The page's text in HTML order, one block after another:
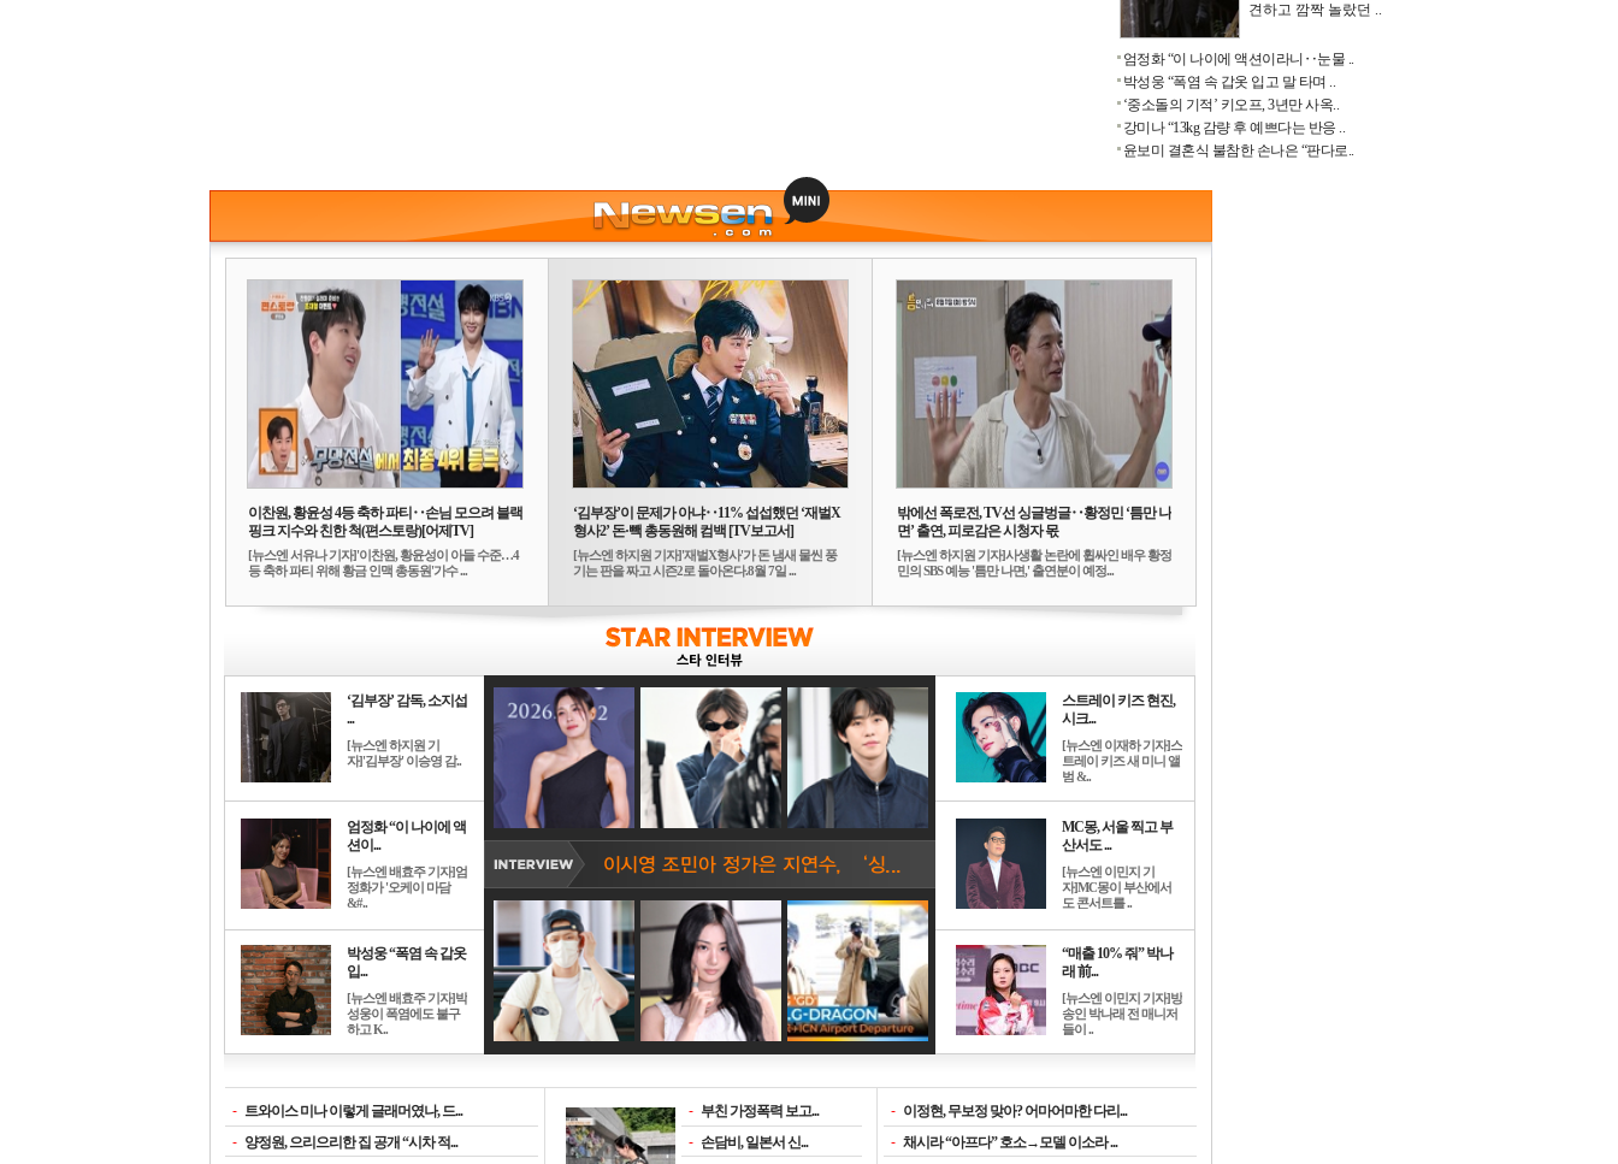
견하고 깜짝 놀랐던 ..
엄정화 “이 나이에 액션이라니‥눈물 ..
박성웅 “폭염 속 갑옷 입고 말 타며 ..
‘중소돌의 기적’ 키오프, 3년만 사옥..
강미나 “13kg 감량 후 예쁘다는 반응 ..
윤보미 결혼식 불참한 손나은 “판다로..
이찬원, 황윤성 4등 축하 파티‥손님 모으려 블랙
핑크 지수와 친한 척(편스토랑)[어제TV]
[뉴스엔 서유나 기자]'이찬원, 황윤성이 아들 수준…4
등 축하 파티 위해 황금 인맥 총동원'가수 ...
‘김부장’이 문제가 아냐‥11% 섭섭했던 ‘재벌X
형사2’ 돈·빽 총동원해 컴백 [TV보고서]
[뉴스엔 하지원 기자]'재벌X형사'가 돈 냄새 물씬 풍
기는 판을 짜고 시즌2로 돌아온다.8월 7일 ...
밖에선 폭로전, TV선 싱글벙글‥황정민 ‘틈만 나
면’ 출연, 피로감은 시청자 몫
[뉴스엔 하지원 기자]사생활 논란에 휩싸인 배우 황정
민의 SBS 예능 '틈만 나면,' 출연분이 예정...
‘김부장’ 감독, 소지섭
...
[뉴스엔 하지원 기
자]'김부장' 이승영 감..
엄정화 “이 나이에 액
션이...
[뉴스엔 배효주 기자]엄
정화가 '오케이 마담
&#..
박성웅 “폭염 속 갑옷
입...
[뉴스엔 배효주 기자]박
성웅이 폭염에도 불구
하고 K..
스트레이 키즈 현진,
시크...
[뉴스엔 이재하 기자]스
트레이 키즈 새 미니 앨
범 &..
MC몽, 서울 찍고 부
산서도 ...
[뉴스엔 이민지 기
자]MC몽이 부산에서
도 콘서트를 ..
“매출 10% 줘” 박나
래 前...
[뉴스엔 이민지 기자]방
송인 박나래 전 매니저
들이 ..
- 트와이스 미나 이렇게 글래머였나, 드...
- 양정원, 으리으리한 집 공개 “시차 적...
- 부친 가정폭력 보고...
- 손담비, 일본서 신...
- 이정현, 무보정 맞아? 어마어마한 다리...
- 채시라 “아프다” 호소→모델 이소라 ...